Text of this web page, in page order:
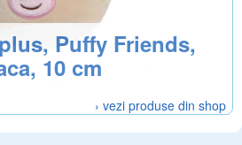
Puffy Friends,
10 cm
› vezi produse din shop